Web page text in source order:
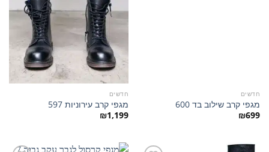
חדשים
מגפי קרב שילוב בד 600
₪699
חדשים
מגפי קרב עירוניות 597
₪1,199